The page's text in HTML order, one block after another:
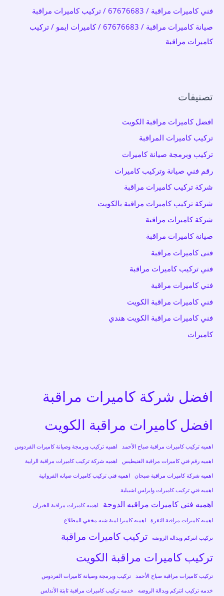
فني كاميرات مراقبة / 67676683 / تركيب كاميرات مراقبة
صيانة كاميرات مراقبة / 67676683 / كاميرات ايمو / تركيب
كاميرات مراقبة
تصنيفات
افضل كاميرات مراقبة الكويت
تركيب كاميرات المراقبة
تركيب وبرمجة صيانة كاميرات
رقم فني صيانة وتركيب كاميرات
شركة تركيب كاميرات مراقبة
شركة تركيب كاميرات مراقبة بالكويت
شركة كاميرات مراقبة
صيانة كاميرات مراقبة
فنى كاميرات مراقبة
فني تركيب كاميرات مراقبة
فني كاميرات مراقبة
فني كاميرات مراقبة الكويت
فني كاميرات مراقبة الكويت هندي
كاميرات
افضل شركة كاميرات مراقبة
افضل كاميرات مراقبة الكويت
اهميه تركيب كاميرات مراقبة صباح الأحمد اهميه تركيب وبرمجة وصيانة كاميرات الفردوس
اهميه رقم فني كاميرات مراقبة الفنيطيس اهميه شركة تركيب كاميرات مراقبة الرابية
اهميه شركة كاميرات مراقبة صبحان اهميه فني تركيب كاميرات صيانه الفروانية
اهميه فني تركيب كاميرات وايرلس اشبيلية
اهميه فني كاميرات مراقبه الدوحة اهميه كاميرات مراقبة الخيران
اهميه كاميرات مراقبة النقرة اهميه كاميرا لمبة شبه مخفي المطلاع
تركيب انتركم وبدالة الروضه تركيب كاميرات مراقبة
تركيب كاميرات مراقبة الكويت
تركيب كاميرات مراقبة صباح الأحمد تركيب وبرمجة وصيانة كاميرات الفردوس
خدمه تركيب انتركم وبدالة الروضه خدمه تركيب كاميرات مراقبة ثابتة الأندلس